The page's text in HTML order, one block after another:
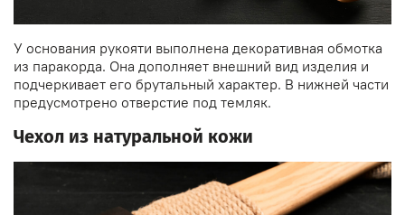
У основания рукояти выполнена декоративная обмотка
из паракорда. Она дополняет внешний вид изделия и
подчеркивает его брутальный характер. В нижней части
предусмотрено отверстие под темляк.
Чехол из натуральной кожи